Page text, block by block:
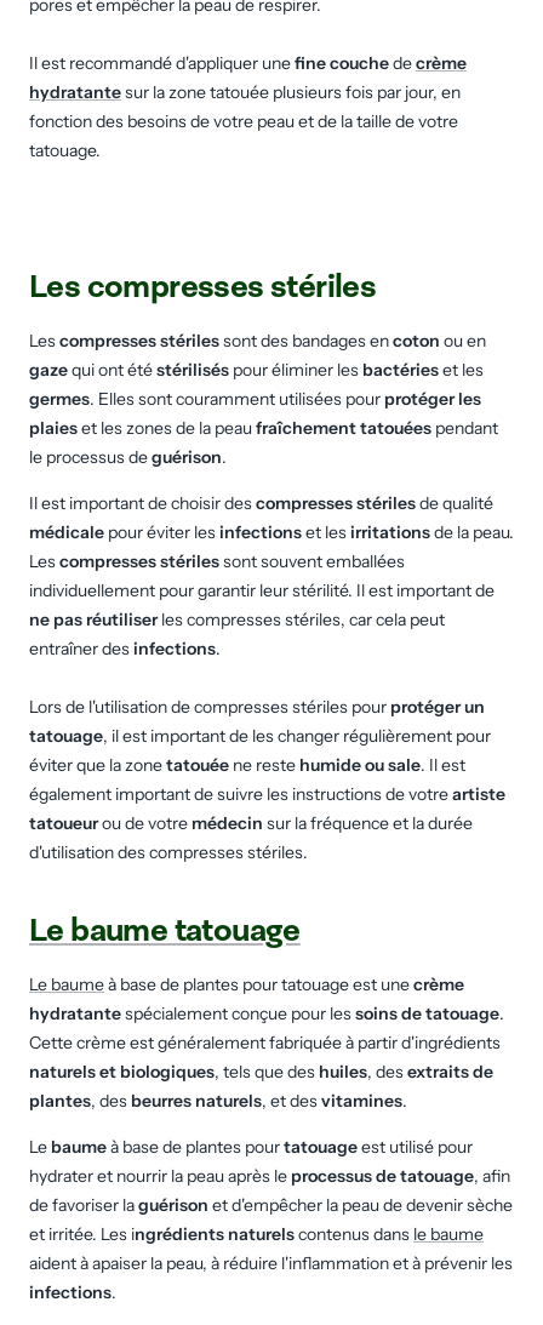
pores et empêcher la peau de respirer.
Il est recommandé d'appliquer unefine couchedecrème
hydratantesur la zone tatouée plusieurs fois par jour, en
fonction des besoins de votre peau et de la taille de votre
tatouage.
Les compresses stériles
Lescompresses stérilessont des bandages encoton ou en
gazequi ont étéstérilisés pour éliminer les bactérieset les
germes. Elles sont couramment utilisées pour protéger les
plaieset les zones de la peaufraîchement tatouées pendant
le processus deguérison.
Il est important de choisir descompresses stérilesde qualité
médicale pour éviter lesinfectionset lesirritationsde la peau.
Lescompresses stérilessont souvent emballées
individuellement pour garantir leur stérilité. Il est important de
ne pas réutiliserles compresses stériles, car cela peut
entraîner desinfections.
Lors de l'utilisation de compresses stériles pour protéger un
tatouage, il est important de les changer régulièrement pour
éviter que la zonetatouée ne reste humide ou sale. Il est
également important de suivre les instructions de votreartiste
tatoueurou de votre médecin sur la fréquence et la durée
d'utilisation des compresses stériles.
Le baume tatouage
Le baumeà base de plantes pour tatouage est unecrème
hydratantespécialement conçue pour lessoins de tatouage.
Cette crème est généralement fabriquée à partir d'ingrédients
naturels et biologiques, tels que des huiles, desextraits de
plantes, des beurres naturels, et desvitamines.
Le baumeà base de plantes pourtatouageest utilisé pour
hydrater et nourrir la peau après le processus de tatouage, afin
de favoriser laguérison et d'empêcher la peau de devenir sèche
et irritée. Les ingrédients naturelscontenus dans le baume
aident à apaiser la peau, à réduire l'inflammation et à prévenir les
infections.